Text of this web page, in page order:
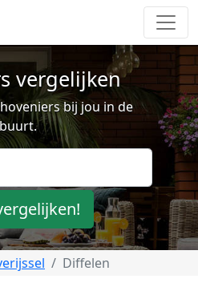
vergelijken
bij jou in de
buurt.
Diffelen